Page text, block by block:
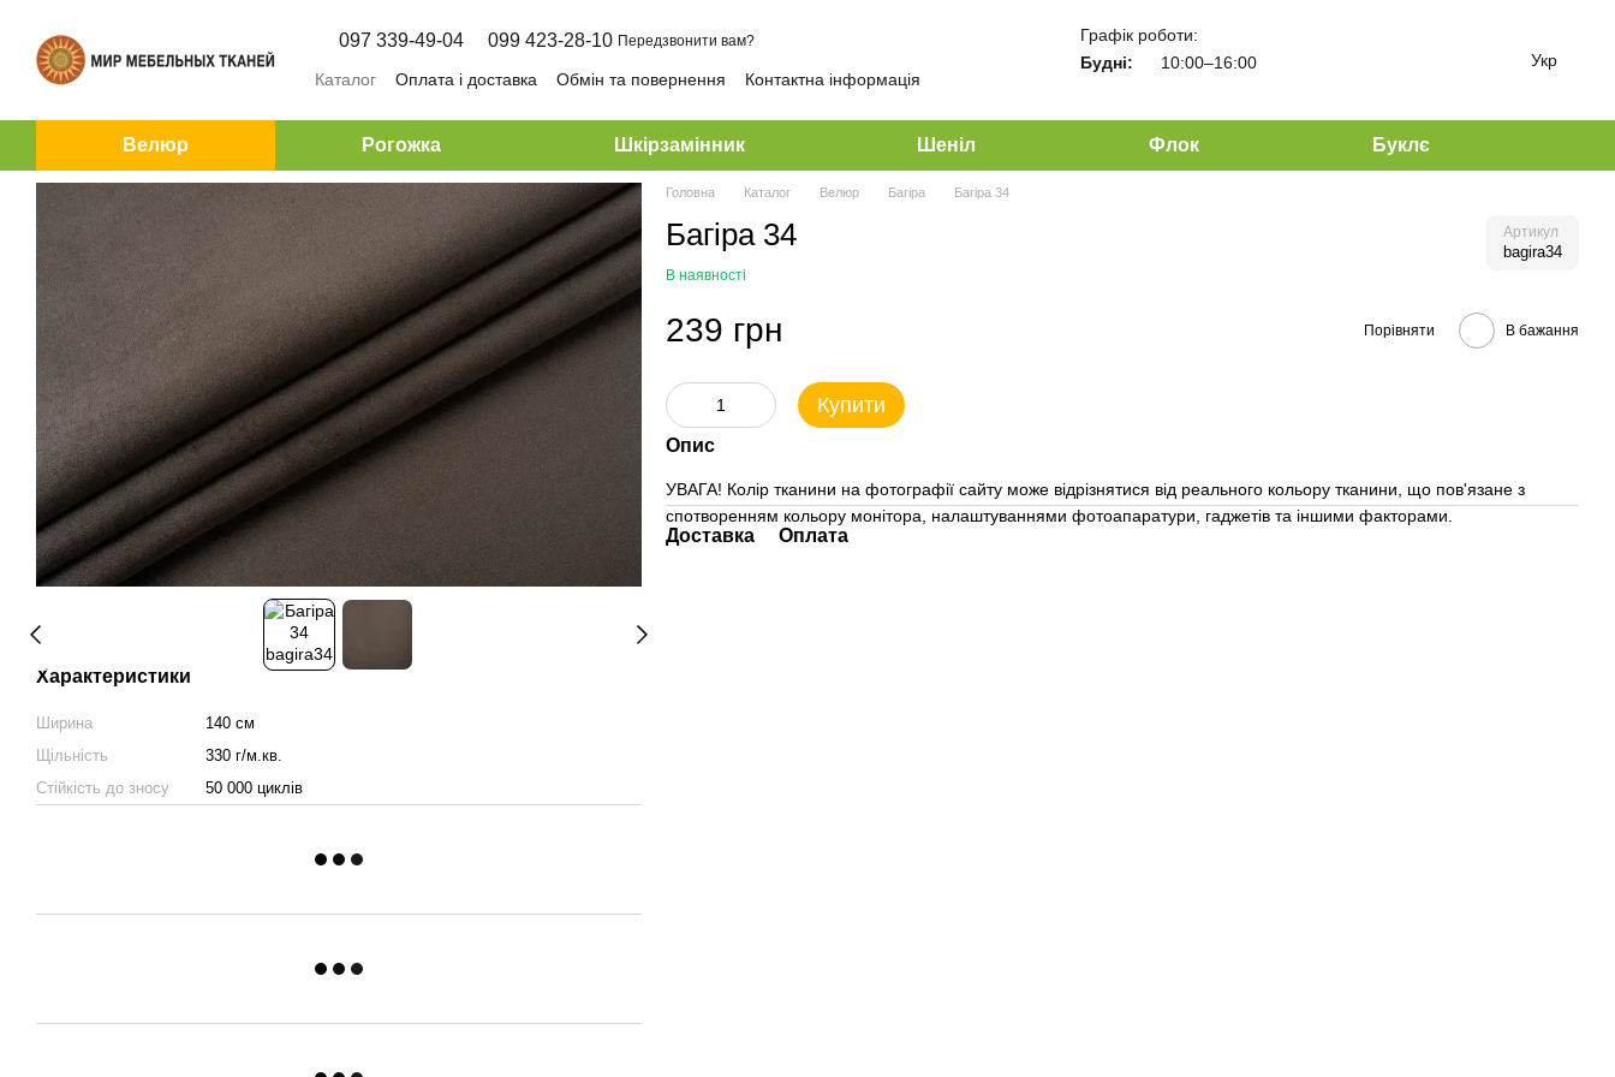
097 339-49-04 099 423-28-10 Передзвонити вам?
Каталог Оплата і доставка Обмін та повернення Контактна інформація
Графік роботи:
Будні:
10:00–16:00 Укр
Велюр Рогожка Шкірзамінник Шеніл Флок Буклє
Характеристики
Ширина
140 см
Щільність
330 г/м.кв.
Стійкість до зносу
50 000 циклів
Головна Каталог Велюр Багіра Багіра 34
Багіра 34 Артикул
bagira34
В наявності
239 грн Порівняти В бажання
Купити
Опис
УВАГА! Колір тканини на фотографії сайту може відрізнятися від реального кольору тканини, що пов'язане з
спотворенням кольору монітора, налаштуваннями фотоапаратури, гаджетів та іншими факторами.
Доставка Оплата